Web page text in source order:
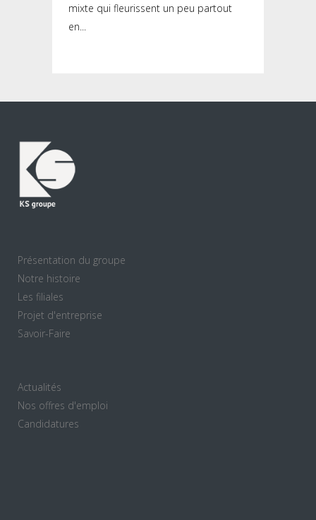
mixte qui fleurissent un peu partout
en...
Présentation du groupe
Notre histoire
Les filiales
Projet d'entreprise
Savoir-Faire
Actualités
Nos offres d'emploi
Candidatures